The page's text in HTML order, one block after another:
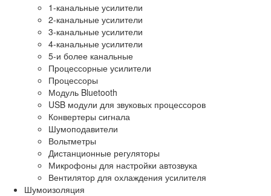
1-канальные усилители
2-канальные усилители
3-канальные усилители
4-канальные усилители
5-и более канальные
Процессорные усилители
Процессоры
Модуль Bluetooth
USB модули для звуковых процессоров
Конвертеры сигнала
Шумоподавители
Вольтметры
Дистанционные регуляторы
Микрофоны для настройки автозвука
Вентилятор для охлаждения усилителя
Шумоизоляция